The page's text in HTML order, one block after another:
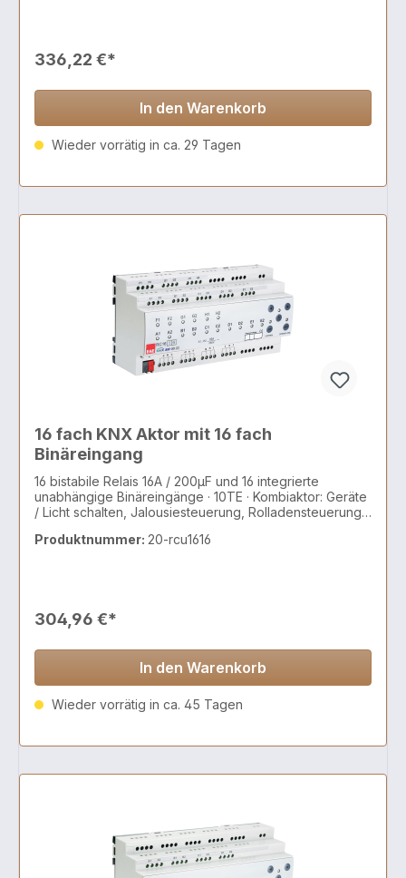
336,22 €*
In den Warenkorb
Wieder vorrätig in ca. 29 Tagen
16 fach KNX Aktor mit 16 fach
Binäreingang
16 bistabile Relais 16A / 200µF und 16 integrierte
unabhängige Binäreingänge · 10TE · Kombiaktor: Geräte
/ Licht schalten, Jalousiesteuerung, Rolladensteuerung,
Produktnummer: 20-rcu1616
304,96 €*
In den Warenkorb
Wieder vorrätig in ca. 45 Tagen